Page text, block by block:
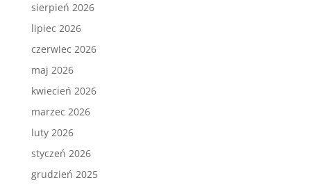
sierpień 2026
lipiec 2026
czerwiec 2026
maj 2026
kwiecień 2026
marzec 2026
luty 2026
styczeń 2026
grudzień 2025